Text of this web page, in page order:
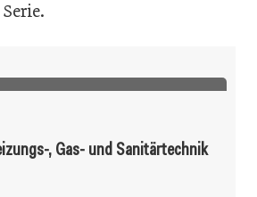
, Gas- und Sanitärtechnik